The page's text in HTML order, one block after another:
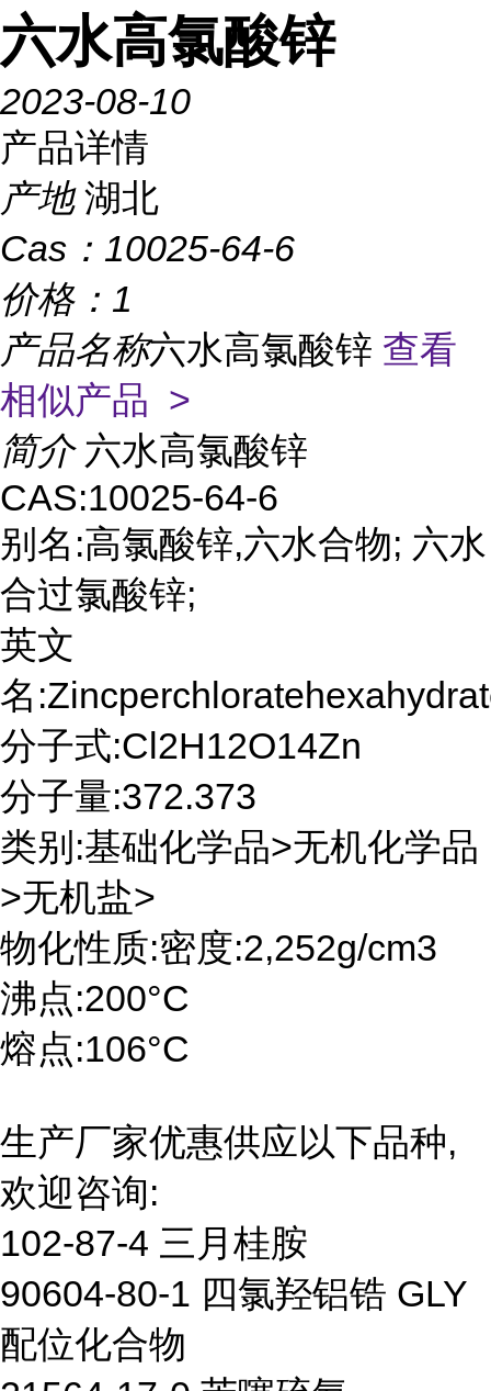
六水高氯酸锌
2023-08-10
产品详情
产地 湖北
Cas： 10025-64-6
价格： 1
产品名称六水高氯酸锌 查看
相似产品 >
简介 六水高氯酸锌
CAS:10025-64-6
别名:高氯酸锌,六水合物; 六水
合过氯酸锌;
英文
名
分子式:Cl2H12O14Zn
分子量:372.373
类别:基础化学品>无机化学品
>无机盐>
物化性质:密度:2,252g/cm3
沸点:200°C
熔点:106°C
生产厂家优惠供应以下品种,
欢迎咨询:
102-87-4 三月桂胺
90604-80-1 四氯羟铝锆 GLY
配位化合物